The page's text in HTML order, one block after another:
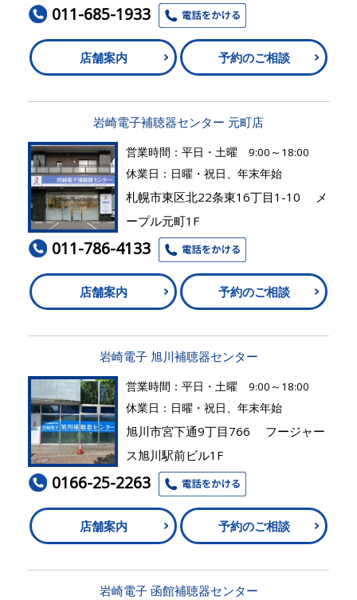
011-685-1933
店舗案内 予約のご相談
岩崎電子補聴器センター 元町店
営業時間：平日・土曜 9:00～18:00
休業日：日曜・祝日、年末年始
札幌市東区北22条東16丁目1-10 メ
ープル元町1F
011-786-4133
店舗案内 予約のご相談
岩崎電子 旭川補聴器センター
営業時間：平日・土曜 9:00～18:00
休業日：日曜・祝日、年末年始
旭川市宮下通9丁目766 フージャー
ス旭川駅前ビル1F
0166-25-2263
店舗案内 予約のご相談
岩崎電子 函館補聴器センター